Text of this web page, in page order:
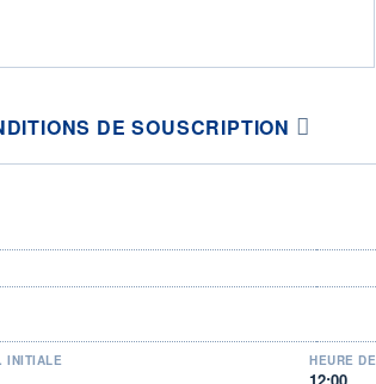
DE SOUSCRIPTION
INITIALE HEURE